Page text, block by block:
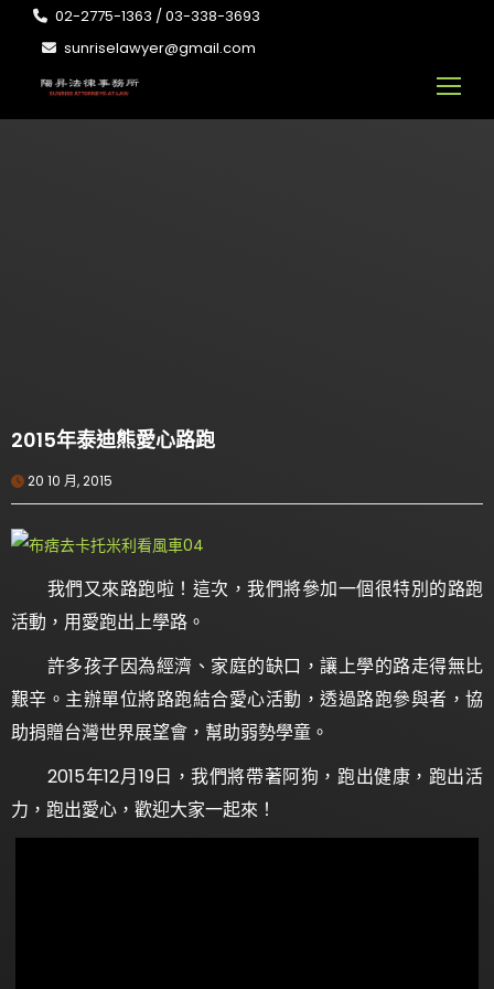
02-2775-1363 / 03-338-3693
sunriselawyer@gmail.com
2015年泰迪熊愛心路跑
20 10 月, 2015
我們又來路跑啦！這次，我們將參加一個很特別的路跑
活動，用愛跑出上學路。
許多孩子因為經濟、家庭的缺口，讓上學的路走得無比
艱辛。主辦單位將路跑結合愛心活動，透過路跑參與者，協
助捐贈台灣世界展望會，幫助弱勢學童。
2015年12月19日，我們將帶著阿狗，跑出健康，跑出活
力，跑出愛心，歡迎大家一起來！